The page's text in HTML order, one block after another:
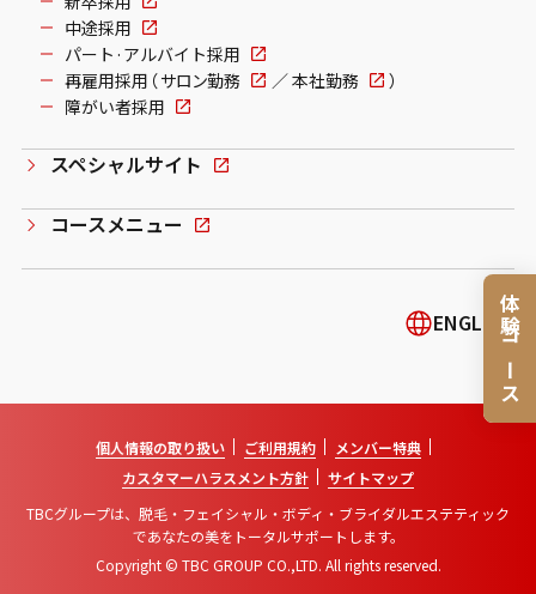
体験コース
中途採用
パート·アルバイト採用
再雇用採用（ サロン勤務 ／本社勤務
）
障がい者採用
スペシャルサイト
コースメニュー
ENGLISH
個人情報の取り扱い ご利用規約
メンバー特典
カスタマーハラスメント方針
サイトマップ
TBCグループは、脱毛・フェイシャル・ボディ・ブライダルエステティック
であなたの美をトータルサポートします。
Copyright © TBC GROUP CO.,LTD. All rights reserved.